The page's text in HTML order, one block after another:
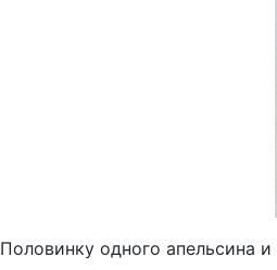
Половинку одного апельсина